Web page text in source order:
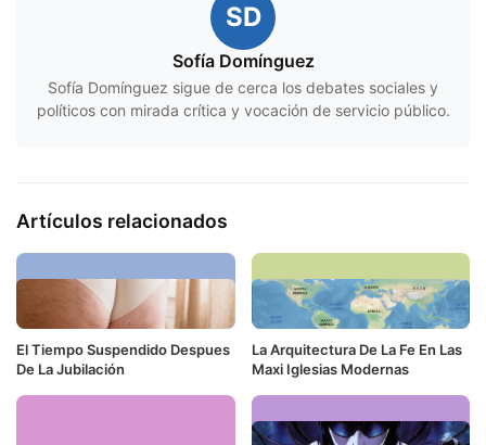
SD
Sofía Domínguez
Sofía Domínguez sigue de cerca los debates sociales y
políticos con mirada crítica y vocación de servicio público.
Artículos relacionados
El Tiempo Suspendido Despues
De La Jubilación
La Arquitectura De La Fe En Las
Maxi Iglesias Modernas